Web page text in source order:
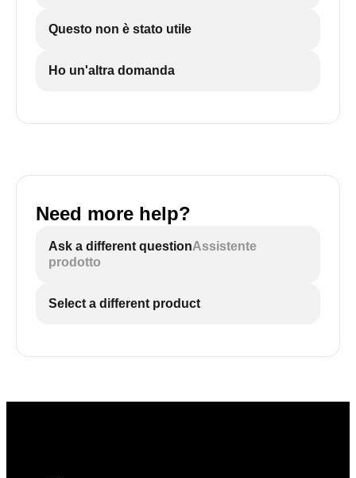
Questo non è stato utile
Ho un'altra domanda
Need more help?
Ask a different questionAssistente
prodotto
Select a different product